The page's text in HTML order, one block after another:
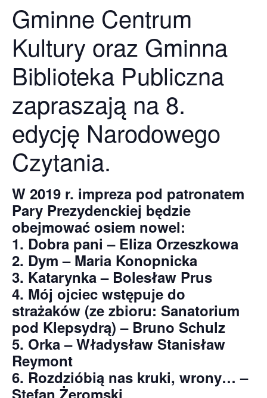
Gminne Centrum
Kultury oraz Gminna
Biblioteka Publiczna
zapraszają na 8.
edycję Narodowego
Czytania.
W 2019 r. impreza pod patronatem
Pary Prezydenckiej będzie
obejmować osiem nowel:
1. Dobra pani – Eliza Orzeszkowa
2. Dym – Maria Konopnicka
3. Katarynka – Bolesław Prus
4. Mój ojciec wstępuje do
strażaków (ze zbioru: Sanatorium
pod Klepsydrą) – Bruno Schulz
5. Orka – Władysław Stanisław
Reymont
6. Rozdzióbią nas kruki, wrony… –
Stefan Żeromski